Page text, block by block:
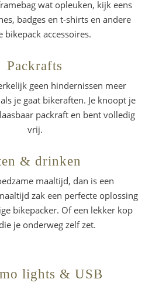
wat opleuken, kijk eens
badges en t-shirts en andere
bikepack accessoires.
Packrafts
geen hindernissen meer
je gaat bikeraften. Je knoopt je
packraft en bent volledig
vrij.
& drinken
maaltijd, dan is een
zak een perfecte oplossing
bikepacker. Of een lekker kop
je onderweg zelf zet.
lights & USB